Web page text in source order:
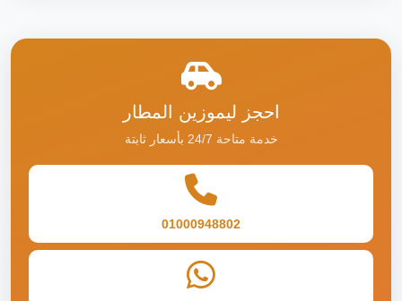
احجز ليموزين المطار
خدمة متاحة 24/7 بأسعار ثابتة
01000948802